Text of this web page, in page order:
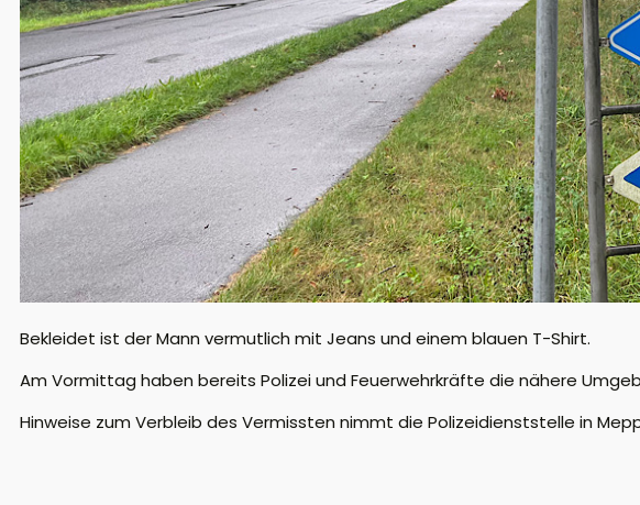
Bekleidet ist der Mann vermutlich mit Jeans und einem blauen T-Shirt.
Am Vormittag haben bereits Polizei und Feuerwehrkräfte die nähere
Hinweise zum Verbleib des Vermissten nimmt die Polizeidienststelle in